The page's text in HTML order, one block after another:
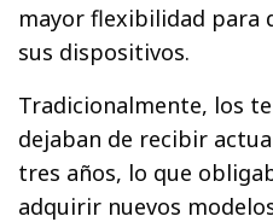
mayor flexibilidad para
sus dispositivos.
Tradicionalmente, los
dejaban de recibir
tres años, lo que
adquirir nuevos